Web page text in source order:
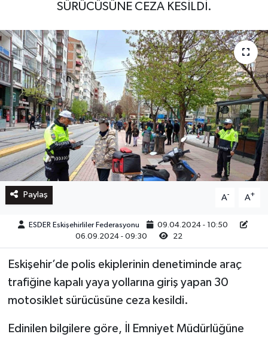
SÜRÜCÜSÜNE CEZA KESİLDİ.
Paylaş A- A+
ESDER Eskişehirliler Federasyonu
09.04.2024 - 10:50
06.09.2024 - 09:30
22
Eskişehir’de polis ekiplerinin denetiminde araç
trafiğine kapalı yaya yollarına giriş yapan 30
motosiklet sürücüsüne ceza kesildi.
Edinilen bilgilere göre, İl Emniyet Müdürlüğüne